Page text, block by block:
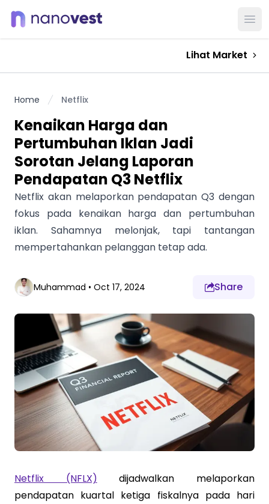
Lihat Market
Home Netflix
Kenaikan Harga dan
Pertumbuhan Iklan Jadi
Sorotan Jelang Laporan
Pendapatan Q3 Netflix
Netflix akan melaporkan pendapatan Q3 dengan
fokus pada kenaikan harga dan pertumbuhan
iklan. Sahamnya melonjak, tapi tantangan
mempertahankan pelanggan tetap ada.
Muhammad • Oct 17, 2024 Share
Netflix (NFLX) dijadwalkan melaporkan
pendapatan kuartal ketiga fiskalnya pada hari